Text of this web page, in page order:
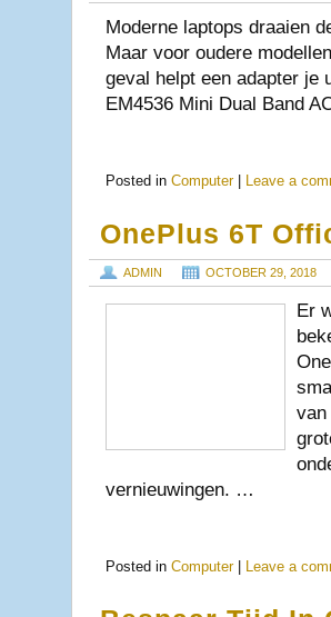
Moderne laptops draaien
Maar voor oudere
geval helpt een adapter je
EM4536 Mini Dual Band
Posted in Computer Leave a
OnePlus 6T
ADMIN OCTOBER 29, 2018
Er
van
vernieuwingen. …
Posted in Computer Leave a